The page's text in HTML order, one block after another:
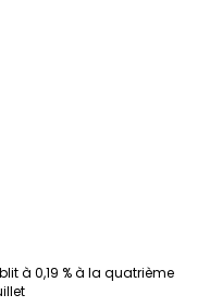
à 0,19 % à la quatrième